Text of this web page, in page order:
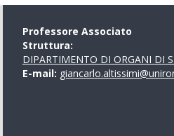
Professore Associato
Struttura:
DIPARTIMENTO DI ORGANI DI
E-mail: